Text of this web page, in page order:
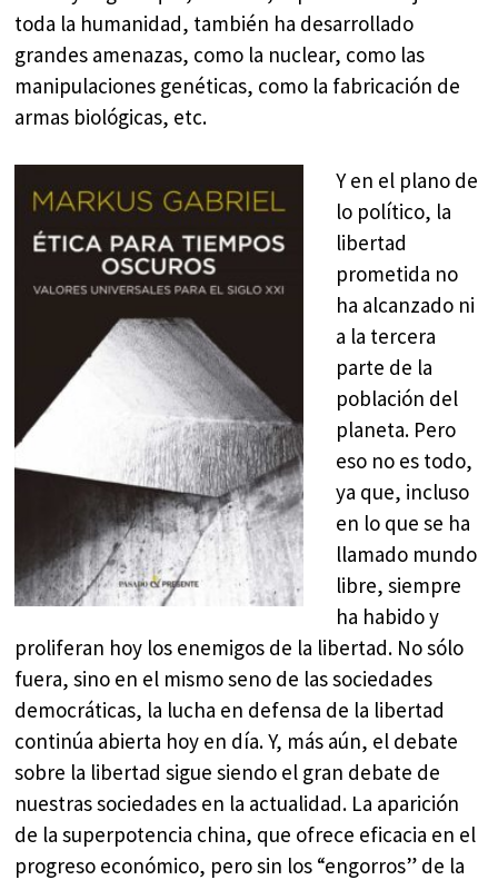
toda la humanidad, también ha desarrollado
grandes amenazas, como la nuclear, como las
manipulaciones genéticas, como la fabricación de
armas biológicas, etc.
Y en el plano de
lo político, la
libertad
prometida no
ha alcanzado ni
a la tercera
parte de la
población del
planeta. Pero
eso no es todo,
ya que, incluso
en lo que se ha
llamado mundo
libre, siempre
ha habido y
proliferan hoy los enemigos de la libertad. No sólo
fuera, sino en el mismo seno de las sociedades
democráticas, la lucha en defensa de la libertad
continúa abierta hoy en día. Y, más aún, el debate
sobre la libertad sigue siendo el gran debate de
nuestras sociedades en la actualidad. La aparición
de la superpotencia china, que ofrece eficacia en el
progreso económico, pero sin los “engorros” de la